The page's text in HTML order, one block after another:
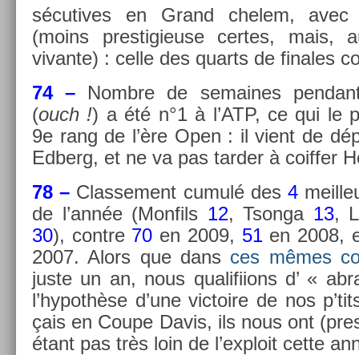
sécutives en Grand chelem,
(moins pre­stigieuse cer­tes, mais,
vivan­te) : celle des quarts de fin­ales
74 – Nombre de semaines
(ouch !) a été n°1 à l’ATP, ce qui le
9e rang de l’ère Open : il vient de
Ed­berg, et ne va pas tard­er à co­iff­er
78 – Clas­se­ment cumulé des4
de l’année (Mon­fils 12, Tson­ga 13,
30), con­tre 70 en 2009, 51 en 2008,
2007. Alors que dans ces mêmes
juste un an, nous qualifi­ions d’ «
l’hypothèse d’une vic­toire de nos
çais en Coupe Davis, ils nous ont
étant pas très loin de l’exploit cette